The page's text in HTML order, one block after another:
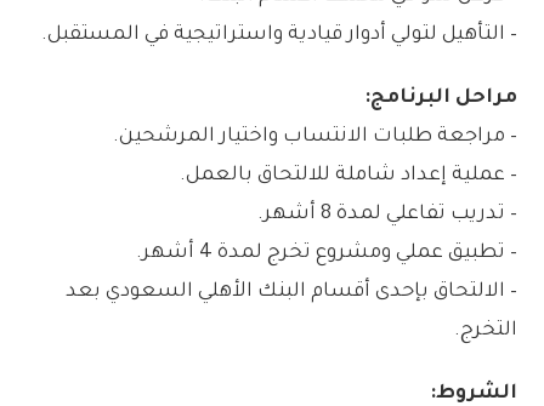
– التأهيل لتولي أدوار قيادية واستراتيجية في المستقبل.
مراحل البرنامج:
– مراجعة طلبات الانتساب واختيار المرشحين.
– عملية إعداد شاملة للالتحاق بالعمل.
– تدريب تفاعلي لمدة 8 أشهر.
– تطبيق عملي ومشروع تخرج لمدة 4 أشهر.
– الالتحاق بإحدى أقسام البنك الأهلي السعودي بعد
التخرج.
الشروط: